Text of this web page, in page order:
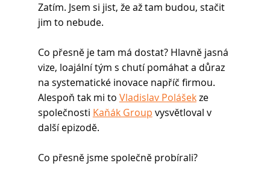
Zatím. Jsem si jist, že až tam budou, stačit
jim to nebude.
Co přesně je tam má dostat? Hlavně jasná
vize, loajální tým s chutí pomáhat a důraz
na systematické inovace napříč firmou.
Alespoň tak mi to Vladislav Polášek ze
společnosti Kaňák Group vysvětloval v
další epizodě.
Co přesně jsme společně probírali?